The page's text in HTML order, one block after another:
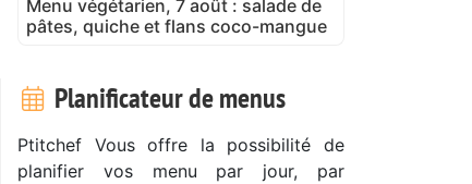
Menu végétarien, 7 août : salade de
pâtes, quiche et flans coco-mangue
Planificateur de menus
Ptitchef Vous offre la possibilité de
planifier vos menu par jour, par